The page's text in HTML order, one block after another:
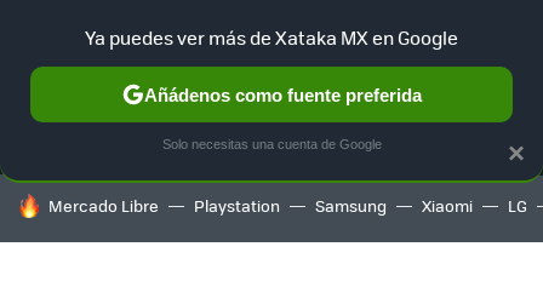
MENÚ NUEVO
GAMING HOME AUTO
HOY SE HABLA DE
Mercado Libre Playstation Samsung Xiaomi LG
×
Ya puedes ver más de Xataka MX en Google
Añádenos como fuente preferida
Solo necesitas una cuenta de Google